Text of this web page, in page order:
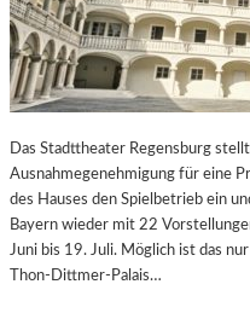
Das Stadttheater Regensburg
Ausnahmegenehmigung für eine
des Hauses den Spielbetrieb ein
Bayern wieder mit 22
Juni bis 19. Juli. Möglich ist das
Thon-Dittmer-Palais…